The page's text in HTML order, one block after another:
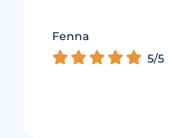
Fenna
5/5
Merel
5/5